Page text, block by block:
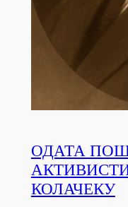
ОДАТА
КОЛАЧЕКУ